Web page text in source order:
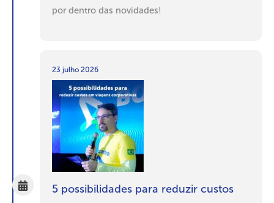
por dentro das novidades!
23 julho 2026
5 possibilidades para reduzir custos